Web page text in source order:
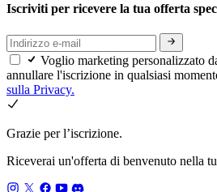
Iscriviti per ricevere la tua offerta
Voglio marketing personalizzato
annullare l'iscrizione in qualsiasi
sulla Privacy.
Grazie per l’iscrizione.
Riceverai un'offerta di benvenuto nella